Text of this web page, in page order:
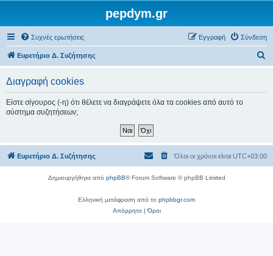
pepdym.gr
Συχνές ερωτήσεις Σύνδεση
Εγγραφή
Ευρετήριο Δ. Συζήτησης
σ
Διαγραφή cookies
Είστε σίγουρος (-η) ότι θέλετε να διαγράψετε όλα τα cookies από αυτό το
σύστημα συζητήσεων;
Ευρετήριο Δ. Συζήτησης Όλοι οι χρόνοι είναι UTC+03:00
Δημιουργήθηκε από phpBB® Forum Software © phpBB Limited
Ελληνική μετάφραση από το phpbbgr.com
Απόρρητο|Όροι